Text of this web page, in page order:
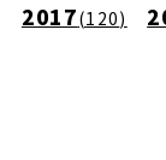
2017(120)